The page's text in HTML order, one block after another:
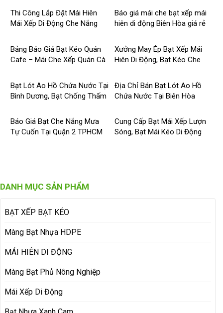
DANH MỤC SẢN PHẨM
BẠT XẾP BẠT KÉO
Màng Bạt Nhựa HDPE
MÁI HIÊN DI ĐỘNG
Màng Bạt Phủ Nông Nghiệp
Mái Xếp Di Động
Thi Công Lắp Đặt Mái Hiên
Mái Xếp Di Động Che Nắng
Báo giá mái che bạt xếp mái
hiên di động Biên Hòa giá rẻ
Bảng Báo Giá Bạt Kéo Quán
Cafe – Mái Che Xếp Quán Cà
Xưởng May Ép Bạt Xếp Mái
Hiên Di Động, Bạt Kéo Che
Bạt Lót Ao Hồ Chứa Nước Tại
Bình Dương, Bạt Chống Thấm
Địa Chỉ Bán Bạt Lót Ao Hồ
Chứa Nước Tại Biên Hòa
Báo Giá Bạt Che Nắng Mưa
Tự Cuốn Tại Quận 2 TPHCM
Cung Cấp Bạt Mái Xếp Lượn
Sóng, Bạt Mái Kéo Di Động